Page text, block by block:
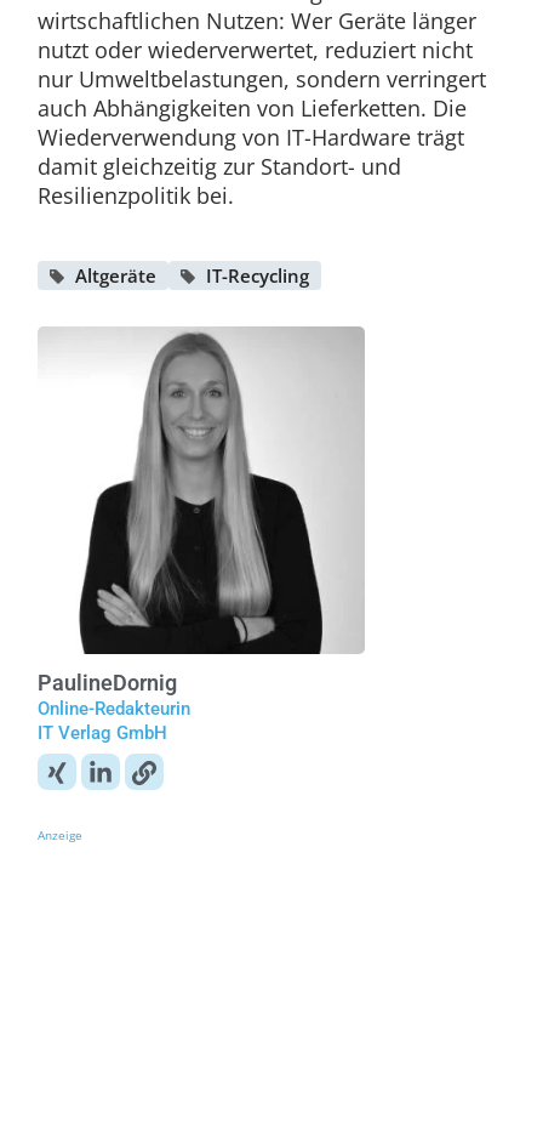
wirtschaftlichen Nutzen: Wer Geräte länger
nutzt oder wiederverwertet, reduziert nicht
nur Umweltbelastungen, sondern verringert
auch Abhängigkeiten von Lieferketten. Die
Wiederverwendung von IT-Hardware trägt
damit gleichzeitig zur Standort- und
Resilienzpolitik bei.
Altgeräte IT-Recycling
PaulineDornig
Online-Redakteurin
IT Verlag GmbH
Anzeige